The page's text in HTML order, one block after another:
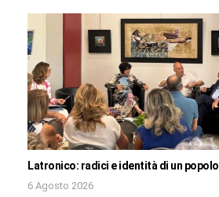
Latronico: radici e identità di un popolo
6 Agosto 2026